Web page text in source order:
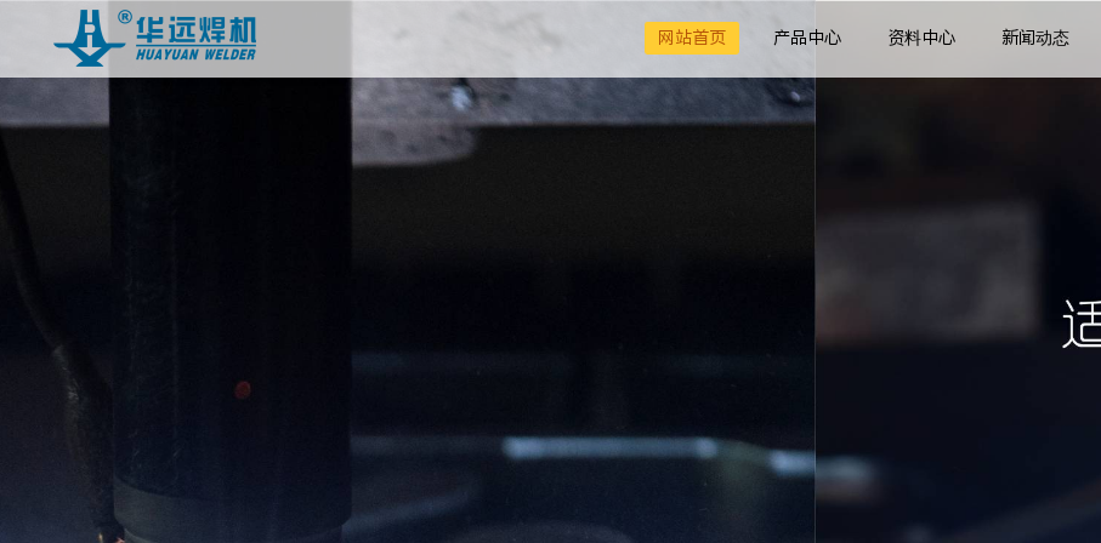
网站首页 产品中心 资料中心 新闻动态